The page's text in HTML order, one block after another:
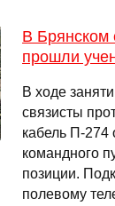
В Брянском
прошли
В ходе
связисты
кабель П-274
командного
позиции.
полевому